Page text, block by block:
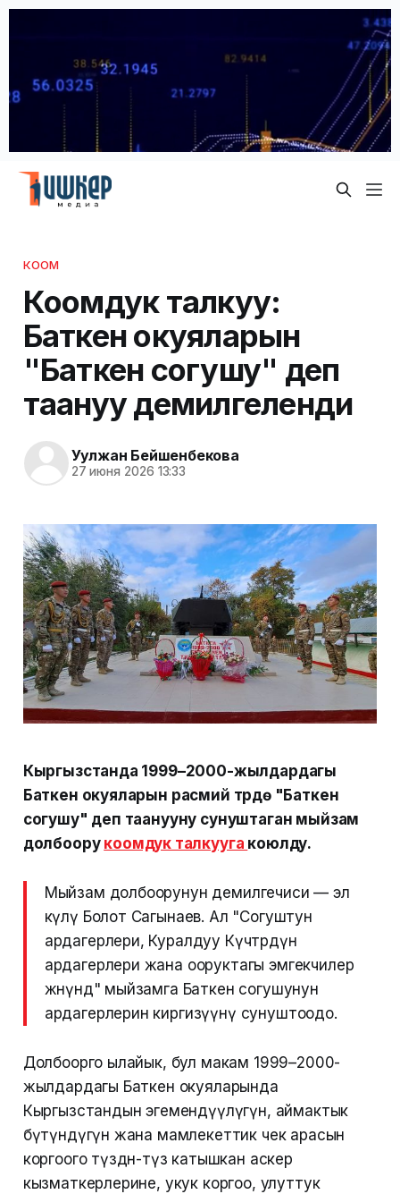
КООМ
Коомдук талкуу:
Баткен окуяларын
"Баткен согушу" деп
таануу демилгеленди
Уулжан Бейшенбекова
27 июня 2026 13:33
Кыргызстанда 1999–2000-жылдардагы
Баткен окуяларын расмий түрдө "Баткен
согушу" деп таанууну сунуштаган мыйзам
долбоору коомдук талкууга коюлду.
Мыйзам долбоорунун демилгечиси — эл
өкүлү Болот Сагынаев. Ал "Согуштун
ардагерлери, Куралдуу Күчтөрдүн
ардагерлери жана ооруктагы эмгекчилер
жөнүндө" мыйзамга Баткен согушунун
ардагерлерин киргизүүнү сунуштоодо.
Долбоорго ылайык, бул макам 1999–2000-
жылдардагы Баткен окуяларында
Кыргызстандын эгемендүүлүгүн, аймактык
бүтүндүгүн жана мамлекеттик чек арасын
коргоого түздөн-түз катышкан аскер
кызматкерлерине, укук коргоо, улуттук